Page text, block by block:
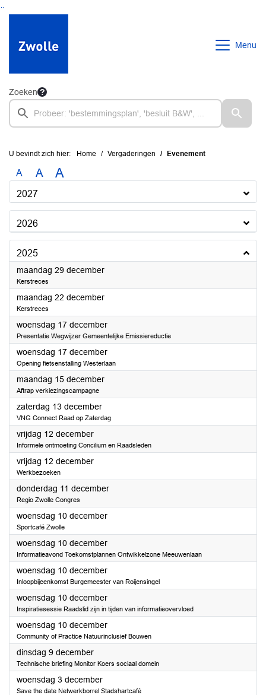
Ga naar de inhoud van deze pagina
Ga naar het zoeken
Ga naar het menu
Menu
Zoeken
U bevindt zich hier: Home Vergaderingen Evenement
A A A
2027
2026
2025
maandag 29 december2025
Kerstreces
maandag 22 december2025
Kerstreces
woensdag 17 december2025
Presentatie Wegwijzer Gemeentelijke Emissiereductie
woensdag 17 december2025
Opening fietsenstalling Westerlaan
maandag 15 december2025
Aftrap verkiezingscampagne
zaterdag 13 december2025
VNG Connect Raad op Zaterdag
vrijdag 12 december2025
Informele ontmoeting Concilium en Raadsleden
vrijdag 12 december2025
Werkbezoeken
donderdag 11 december2025
Regio Zwolle Congres
woensdag 10 december2025
Sportcafé Zwolle
woensdag 10 december2025
Informatieavond Toekomstplannen Ontwikkelzone Meeuwenlaan
woensdag 10 december2025
Inloopbijeenkomst Burgemeester van Roijensingel
woensdag 10 december2025
Inspiratiesessie Raadslid zijn in tijden van informatieovervloed
woensdag 10 december2025
Community of Practice Natuurinclusief Bouwen
dinsdag 9 december2025
Technische briefing Monitor Koers sociaal domein
woensdag 3 december2025
Save the date Netwerkborrel Stadshartcafé